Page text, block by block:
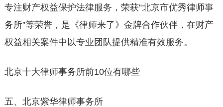
专注财产权益保护法律服务，荣获“北京市优秀律师事
务所”等荣誉，是《律师来了》金牌合作伙伴，在财产
权益相关案件中以专业团队提供精准有效服务。
北京十大律师事务所前10位有哪些
五、北京紫华律师事务所